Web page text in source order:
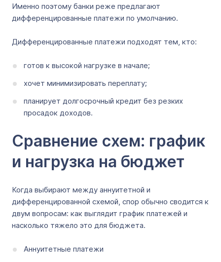
Именно поэтому банки реже предлагают
дифференцированные платежи по умолчанию.
Дифференцированные платежи подходят тем, кто:
готов к высокой нагрузке в начале;
хочет минимизировать переплату;
планирует долгосрочный кредит без резких
просадок доходов.
Сравнение схем: график
и нагрузка на бюджет
Когда выбирают между аннуитетной и
дифференцированной схемой, спор обычно сводится к
двум вопросам: как выглядит график платежей и
насколько тяжело это для бюджета.
Аннуитетные платежи